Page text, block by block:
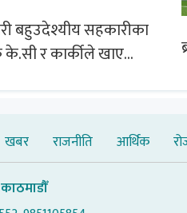
बहुउदेश्यीय सहकारीका
र कार्कीले खाए
खबर राजनीति आर्थिक